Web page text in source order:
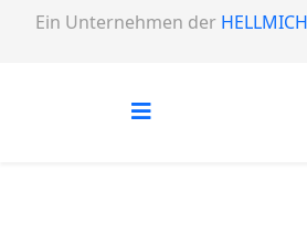
Ein Unternehmen der